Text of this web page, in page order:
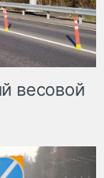
весовой